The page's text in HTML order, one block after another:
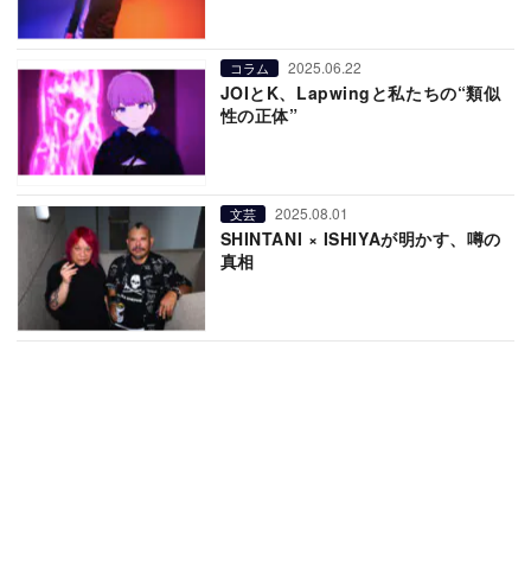
コラム 2025.06.22
JOIとK、Lapwingと私たちの“類似
性の正体”
文芸 2025.08.01
SHINTANI × ISHIYAが明かす、噂の
真相